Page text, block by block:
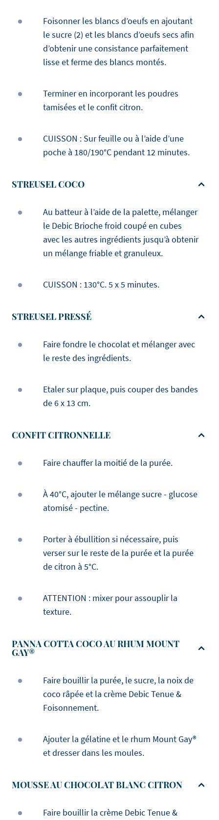
Foisonner les blancs d’oeufs en ajoutant
le sucre (2) et les blancs d’oeufs secs afin
d’obtenir une consistance parfaitement
lisse et ferme des blancs montés.
Terminer en incorporant les poudres
tamisées et le confit citron.
CUISSON : Sur feuille ou à l’aide d’une
poche à 180/190°C pendant 12 minutes.
STREUSEL COCO
Au batteur à l’aide de la palette, mélanger
le Debic Brioche froid coupé en cubes
avec les autres ingrédients jusqu’à obtenir
un mélange friable et granuleux.
CUISSON : 130°C. 5 x 5 minutes.
STREUSEL PRESSÉ
Faire fondre le chocolat et mélanger avec
le reste des ingrédients.
Etaler sur plaque, puis couper des bandes
de 6 x 13 cm.
CONFIT CITRONNELLE
Faire chauffer la moitié de la purée.
À 40°C, ajouter le mélange sucre - glucose
atomisé - pectine.
Porter à ébullition si nécessaire, puis
verser sur le reste de la purée et la purée
de citron à 5°C.
ATTENTION : mixer pour assouplir la
texture.
PANNA COTTA COCO AU RHUM MOUNT
GAY®
Faire bouillir la purée, le sucre, la noix de
coco râpée et la crème Debic Tenue &
Foisonnement.
Ajouter la gélatine et le rhum Mount Gay®
et dresser dans les moules.
MOUSSE AU CHOCOLAT BLANC CITRON
Faire bouillir la crème Debic Tenue &